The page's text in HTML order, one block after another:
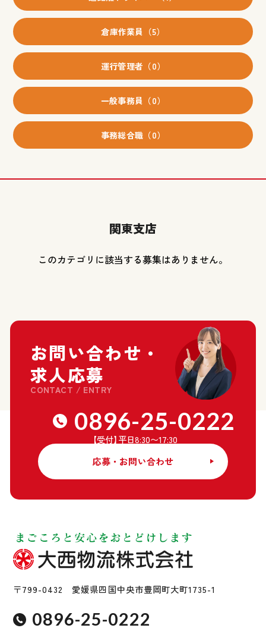
倉庫作業員（5）
運行管理者（0）
一般事務員（0）
事務総合職（0）
関東支店
このカテゴリに該当する募集はありません。
お問い合わせ・
求人応募
CONTACT / ENTRY
0896-25-0222
【受付】平日8:30〜17:30
応募・お問い合わせ
〒799-0432 愛媛県四国中央市豊岡町大町1735-1
0896-25-0222